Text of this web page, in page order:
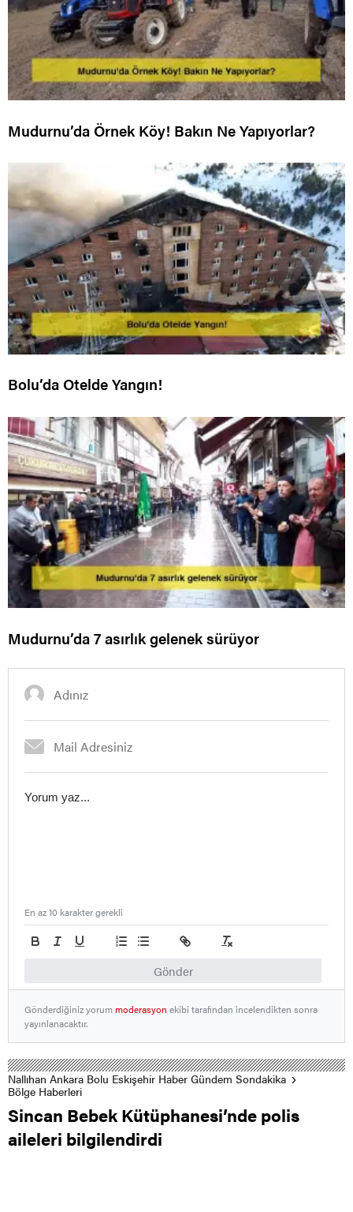
Mudurnu’da Örnek Köy! Bakın Ne Yapıyorlar?
Bolu’da Otelde Yangın!
Mudurnu’da 7 asırlık gelenek sürüyor
Gönder
En az 10 karakter gerekli
Gönderdiğiniz yorummoderasyon ekibi tarafından incelendikten sonra
yayınlanacaktır.
Nallıhan Ankara Bolu Eskişehir Haber Gündem Sondakika
Bölge Haberleri
Sincan Bebek Kütüphanesi’nde polis
aileleri bilgilendirdi